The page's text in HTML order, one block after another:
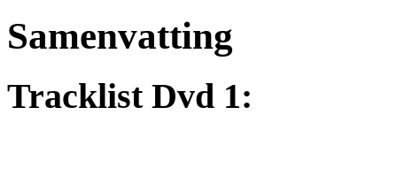
Samenvatting
Tracklist Dvd 1: